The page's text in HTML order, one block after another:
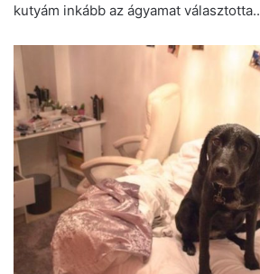
kutyám inkább az ágyamat választotta..